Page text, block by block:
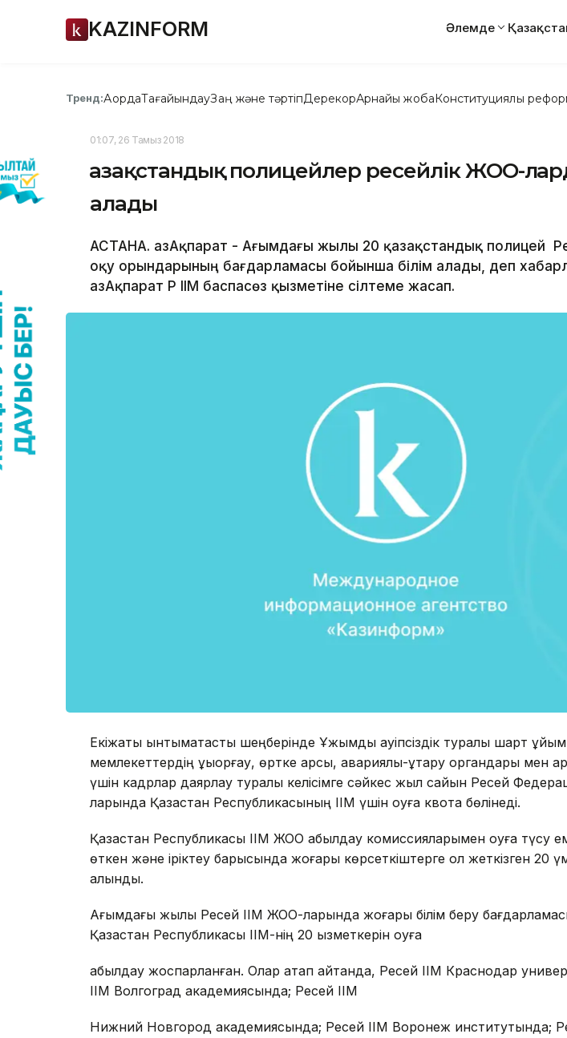
KAZINFORM Әлемде
Тренд:АқордаТағайындауЗаң және тәртіпДерекқорАрнайы жобаКонституциялық
01:07, 26 Тамыз 2018
Қазақстандық полицейлер ресейлік ЖОО-
алады
АСТАНА. ҚазАқпарат - Ағымдағы жылы 20 қазақстандық полицей
оқу орындарының бағдарламасы бойынша білім алады, деп
ҚазАқпарат ҚР ІІМ баспасөз қызметіне сілтеме жасап.
Екіжақты ынтымақтастық шеңберінде Ұжымдық қауіпсіздік туралы шарт
мемлекеттердің құқыққорғау, өртке қарсы, авариялық-құтқару органдары мен
үшін кадрлар даярлау туралы келісімге сәйкес жыл сайын Ресей
ларында Қазақстан Республикасының ІІМ үшін оқуға квота бөлінеді.
Қазақстан Республикасы ІІМ ЖОО қабылдау комиссияларымен оқуға түсу
өткен және іріктеу барысында жоғары көрсеткіштерге қол жеткізген 20
алынды.
Ағымдағы жылы Ресей ІІМ ЖОО-ларында жоғары білім беру
Қазақстан Республикасы ІІМ-нің 20 қызметкерін оқуға
қабылдау жоспарланған. Олар атап айтқанда, Ресей ІІМ Краснодар
ІІМ Волгоград академиясында; Ресей ІІМ
Нижний Новгород академиясында; Ресей ІІМ Воронеж институтында;